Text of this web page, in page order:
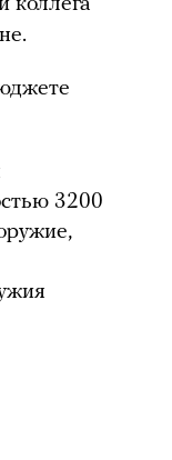
коллега
3200